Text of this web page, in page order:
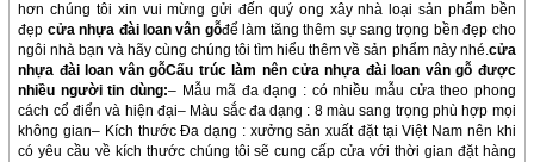
hơn chúng tôi xin vui mừng gửi đến quý ong xây nhà loại sản phẩm bền
đẹp cửa nhựa đài loan vân gỗđể làm tăng thêm sự sang trọng bền đẹp cho
ngôi nhà bạn và hãy cùng chúng tôi tìm hiểu thêm về sản phẩm này nhé.cửa
nhựa đài loan vân gỗCấu trúc làm nên cửa nhựa đài loan vân gỗ được
nhiều người tin dùng:– Mẫu mã đa dạng : có nhiều mẫu cửa theo phong
cách cổ điển và hiện đại– Màu sắc đa dạng : 8 màu sang trọng phù hợp mọi
không gian– Kích thước Đa dạng : xưởng sản xuất đặt tại Việt Nam nên khi
có yêu cầu về kích thước chúng tôi sẽ cung cấp cửa với thời gian đặt hàng